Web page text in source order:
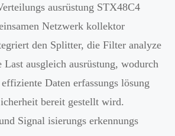
ausrüstung STX48C4
Netzwerk kollektor
den Splitter, die Filter analyze
Last ausgleich ausrüstung, wodurch
Daten erfassungs lösung
bereit gestellt wird.
Signal isierungs erkennungs